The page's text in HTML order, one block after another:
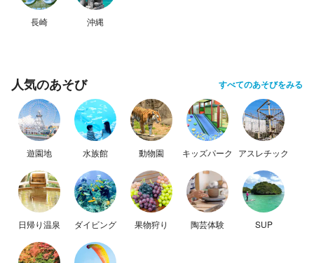
長崎 沖縄
人気のあそび すべてのあそびをみる
遊園地 水族館 動物園 キッズパーク アスレチック
日帰り温泉 ダイビング 果物狩り 陶芸体験 SUP